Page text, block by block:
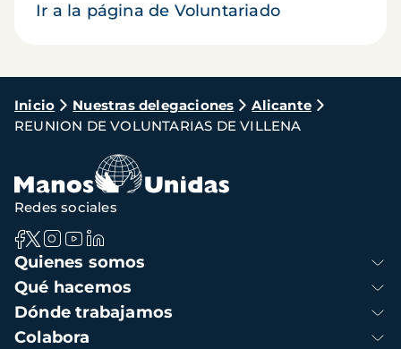
Ir a la página de Voluntariado
Ruta
de
navegación
Inicio Nuestras delegaciones
Alicante
REUNION DE VOLUNTARIAS DE VILLENA
Navegación
principal
Quienes somos
Qué hacemos
Dónde trabajamos
Colabora
Redes sociales